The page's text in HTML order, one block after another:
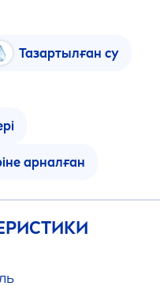
Тазартылған су
арналған